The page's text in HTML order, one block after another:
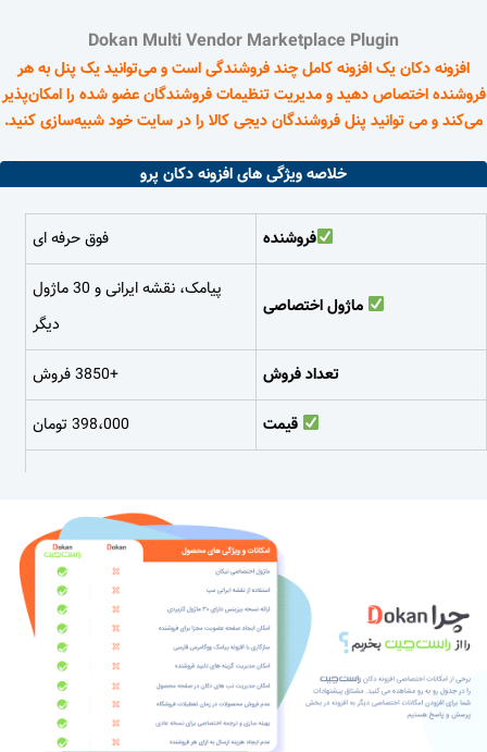
Dokan Multi Vendor Marketplace Plugin
افزونه دکانیک افزونه کامل چند فروشندگی است و می‌توانید یک پنل به هر
فروشنده اختصاص دهید و مدیریت تنظیمات فروشندگان عضو شده را امکان‌پذیر
می‌کند و می توانید پنل فروشندگان دیجی کالا را در سایت خود شبیه‌سازی کنید.
خلاصه ویژگی های افزونه دکان پرو
فروشنده فوق حرفه ای
ماژول اختصاصی
پیامک، نقشه ایرانی و 30 ماژول
دیگر
تعداد فروش
+3850 فروش
قیمت
398،000 تومان